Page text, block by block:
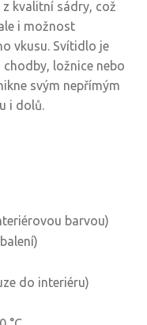
z kvalitní sádry, což
i možnost
vkusu. Svítidlo je
ložnice nebo
svým nepřímým
i dolů.
barvou)
do interiéru)